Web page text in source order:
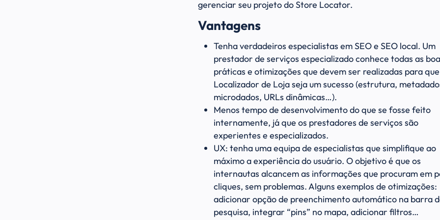
gerenciar seu projeto do Store Locator.
Vantagens
Tenha verdadeiros especialistas em SEO e SEO local. Um
prestador de serviços especializado conhece todas as
práticas e otimizações que devem ser realizadas para
Localizador de Loja seja um sucesso (estrutura,
microdados, URLs dinâmicas…).
Menos tempo de desenvolvimento do que se fosse feito
internamente, já que os prestadores de serviços são
experientes e especializados.
UX: tenha uma equipa de especialistas que simplifique ao
máximo a experiência do usuário. O objetivo é que os
internautas alcancem as informações que procuram em
cliques, sem problemas. Alguns exemplos de otimizações:
adicionar opção de preenchimento automático na barra
pesquisa, integrar “pins” no mapa, adicionar filtros…